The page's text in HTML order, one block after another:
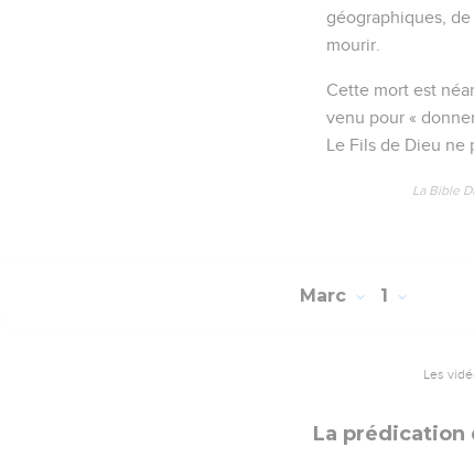
géographiques,
mourir.
Cette mort est
venu pour «
Le Fils de Dieu
La Bible
Marc 1
Les
La prédication